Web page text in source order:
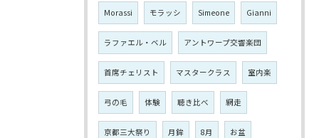
Morassi モラッシ Simeone Gianni
ラファエル・ベル アントワープ交響楽団
首席チェリスト マスタークラス 室内楽
弓の毛 体験 聴き比べ 網走
京都三大祭り 月鉾 8月 お盆